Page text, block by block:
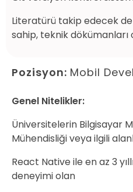
Literatürü takip edecek
sahip, teknik dökümanları
Pozisyon: Mobil
Genel Nitelikler:
Üniversitelerin Bilgisayar
Mühendisliği veya ilgili
React Native ile en az 3
deneyimi olan